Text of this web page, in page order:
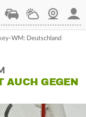
StaupilotWetterWebcam
WM: Deutschland
AUCH GEGEN